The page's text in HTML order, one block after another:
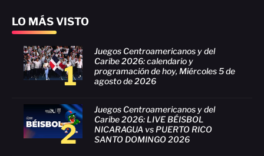
LO MÁS VISTO
1
Juegos Centroamericanos y del
Caribe 2026: calendario y
programación de hoy, Miércoles 5 de
agosto de 2026
2
Juegos Centroamericanos y del
Caribe 2026: LIVE BÉISBOL
NICARAGUA vs PUERTO RICO
SANTO DOMINGO 2026